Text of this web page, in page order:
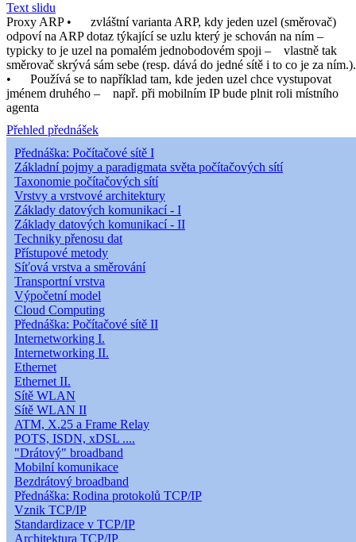
Text slidu
Proxy ARP • zvláštní varianta ARP, kdy jeden uzel (směrovač)
odpoví na ARP dotaz týkající se uzlu který je schován na ním –
typicky to je uzel na pomalém jednobodovém spoji – vlastně tak
směrovač skrývá sám sebe (resp. dává do jedné sítě i to co je za ním.).
• Používá se to například tam, kde jeden uzel chce vystupovat
jménem druhého – např. při mobilním IP bude plnit roli místního
agenta
Přehled přednášek
Přednáška: Počítačové sítě I
Základní pojmy a paradigmata světa počítačových sítí
Taxonomie počítačových sítí
Vrstvy a vrstvové architektury
Základy datových komunikací - I
Základy datových komunikací - II
Techniky přenosu dat
Přístupové metody
Síťová vrstva a směrování
Transportní vrstva
Výpočetní model
Cloud Computing
Přednáška: Počítačové sítě II
Internetworking I.
Internetworking II.
Ethernet
Ethernet II.
Sítě WLAN
Sítě WLAN II
ATM, X.25 a Frame Relay
POTS, ISDN, xDSL ....
"Drátový" broadband
Mobilní komunikace
Bezdrátový broadband
Přednáška: Rodina protokolů TCP/IP
Vznik TCP/IP
Standardizace v TCP/IP
Architektura TCP/IP